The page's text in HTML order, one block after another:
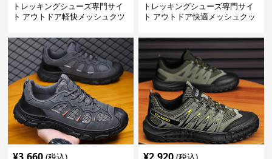
トレッキングシューズ専門サイ
ト アウトドア軽快メッシュクツ
トレッキングシューズ専門サイ
ト アウトドア快適メッシュクッ